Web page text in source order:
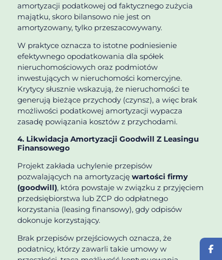
amortyzacji podatkowej od faktycznego zużycia
majątku, skoro bilansowo nie jest on
amortyzowany, tylko przeszacowywany.
W praktyce oznacza to istotne podniesienie
efektywnego opodatkowania dla spółek
nieruchomościowych oraz podmiotów
inwestujących w nieruchomości komercyjne.
Krytycy słusznie wskazują, że nieruchomości te
generują bieżące przychody (czynsz), a więc brak
możliwości podatkowej amortyzacji wypacza
zasadę powiązania kosztów z przychodami.
4. Likwidacja Amortyzacji Goodwill Z Leasingu
Finansowego
Projekt zakłada uchylenie przepisów
pozwalających na amortyzację wartości firmy
(goodwill), która powstaje w związku z przyjęciem
przedsiębiorstwa lub ZCP do odpłatnego
korzystania (leasing finansowy), gdy odpisów
dokonuje korzystający.
Brak przepisów przejściowych oznacza, że
podatnicy, którzy zawarli takie umowy w